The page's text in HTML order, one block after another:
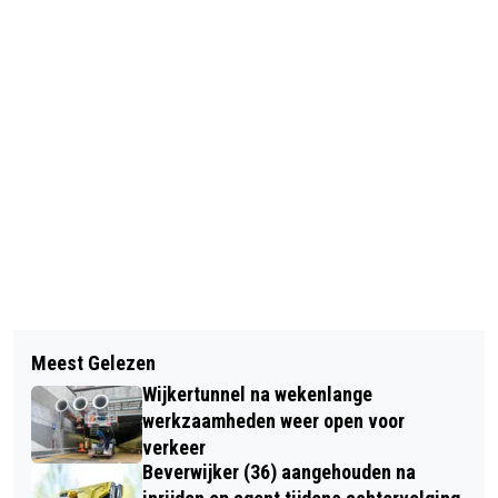
MILJOENENBOETES EN INTREKKEN
VERGUNNING DREIGEN VOOR TATA
STEEL
INLOOPGROEP ROKEN ENZO: STOPPEN
MET ROKEN DOE JE SAMEN
Meest Gelezen
Wijkertunnel na wekenlange
werkzaamheden weer open voor
verkeer
Beverwijker (36) aangehouden na